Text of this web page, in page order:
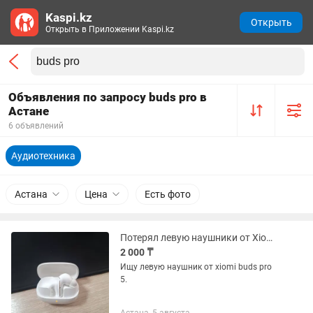
Объявления по запросу buds pro в
Астане
6 объявлений
Аудиотехника
Астана Цена Есть фото
Потерял левую наушники от Xiomi Buds pro 5 белого цвета. Ищу левую.
2 000 ₸
Ищу левую наушник от xiomi buds pro
5.
Kaspi.kz
Открыть в Приложении Kaspi.kz
Открыть